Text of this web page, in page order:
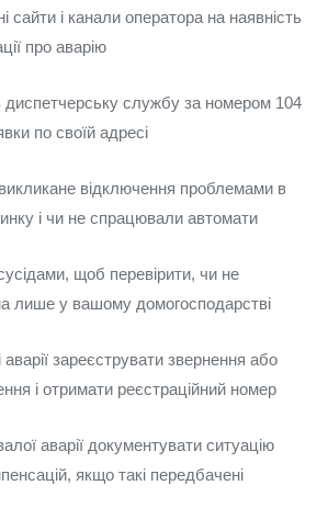
сайти і канали оператора на наявність
про аварію
службу за номером 104
по своїй адресі
відключення проблемами в
і чи не спрацювали автомати
щоб перевірити, чи не
лише у вашому домогосподарстві
зареєструвати звернення або
і отримати реєстраційний номер
аварії документувати ситуацію
якщо такі передбачені